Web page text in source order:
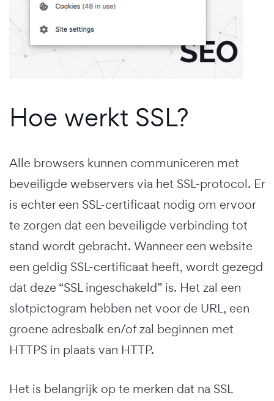
Hoe werkt SSL?
Alle browsers kunnen communiceren met
beveiligde webservers via het SSL-protocol. Er
is echter een SSL-certificaat nodig om ervoor
te zorgen dat een beveiligde verbinding tot
stand wordt gebracht. Wanneer een website
een geldig SSL-certificaat heeft, wordt gezegd
dat deze “SSL ingeschakeld” is. Het zal een
slotpictogram hebben net voor de URL, een
groene adresbalk en/of zal beginnen met
HTTPS in plaats van HTTP.
Het is belangrijk op te merken dat na SSL